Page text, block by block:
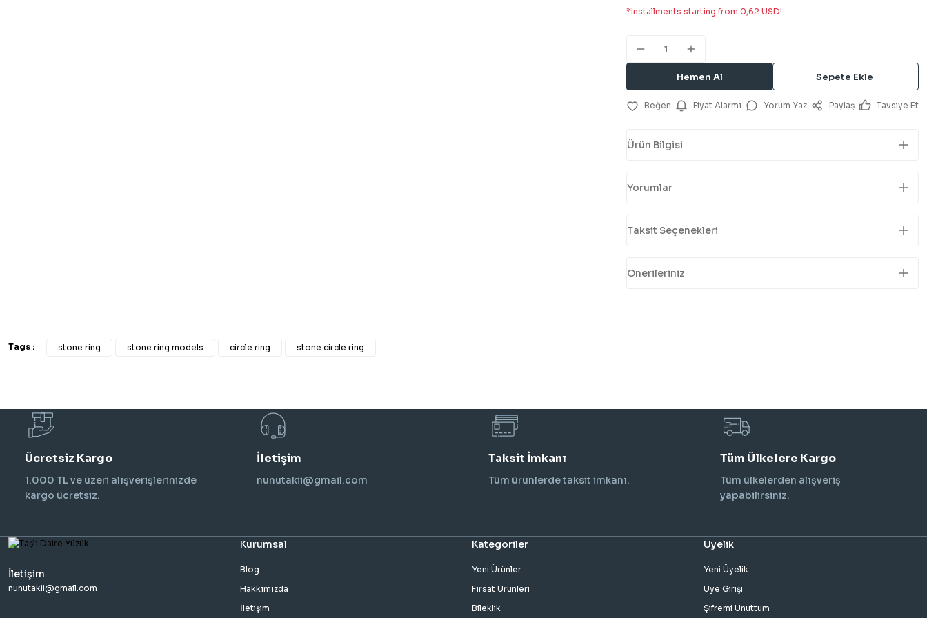
*Installments starting from 0,62 USD!
Hemen Al Sepete Ekle
Fiyat Alarmı Yorum Yaz Paylaş Tavsiye Et
Ürün Bilgisi
Yorumlar
Taksit Seçenekleri
Önerileriniz
Tags : stone ring stone ring models circle ring stone circle ring
Ücretsiz Kargo
1.000 TL ve üzeri alışverişlerinizde
kargo ücretsiz.
İletişim
nunutakii@gmail.com
Taksit İmkanı
Tüm ürünlerde taksit imkanı.
Tüm Ülkelere Kargo
Tüm ülkelerden alışveriş
yapabilirsiniz.
İletişim
nunutakii@gmail.com
Kurumsal
Blog
Hakkımızda
İletişim
Kategoriler
Yeni Ürünler
Fırsat Ürünleri
Bileklik
Üyelik
Yeni Üyelik
Üye Girişi
Şifremi Unuttum